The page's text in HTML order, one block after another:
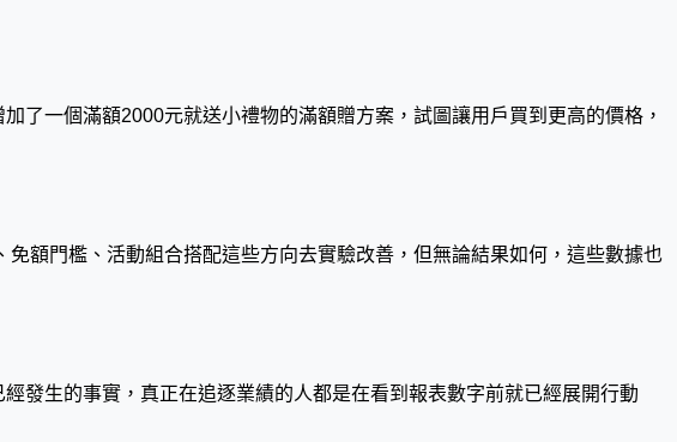
了一個滿額2000元就送小禮物的滿額贈方案，試圖讓用戶買到更高的價格，
額門檻、活動組合搭配這些方向去實驗改善，但無論結果如何，這些數據也
發生的事實，真正在追逐業績的人都是在看到報表數字前就已經展開行動